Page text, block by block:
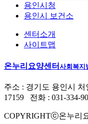
용인시청
용인시 보건소
센터소개
사이트맵
온누리요양센터 사회복지
주소 : 경기도 용인시
17159 전화 : 031-334-
COPYRIGHTⓒ온누리